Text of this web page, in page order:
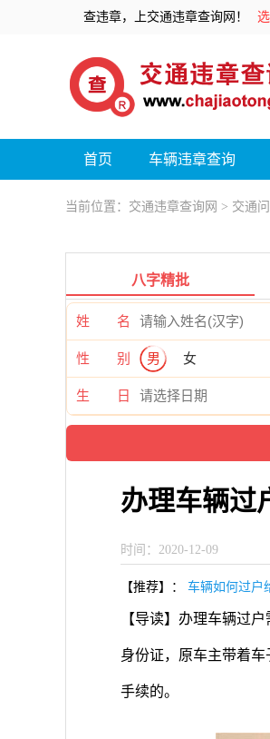
查违章，上交通违章查询网！
首页 车辆违章查询
当前位置： 交通违章查询网 > 交通
八字精批
姓 名
性 别 男 女
生 日
办理车辆过
时间：2020-12-09
【推荐】： 车辆如何过户
【导读】办理车辆过
身份证，原车主带着
手续的。